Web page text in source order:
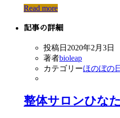
Read more
記事の詳細
投稿日 2020年2月3日
著者bioleap
カテゴリーほのぼの
整体サロンひな